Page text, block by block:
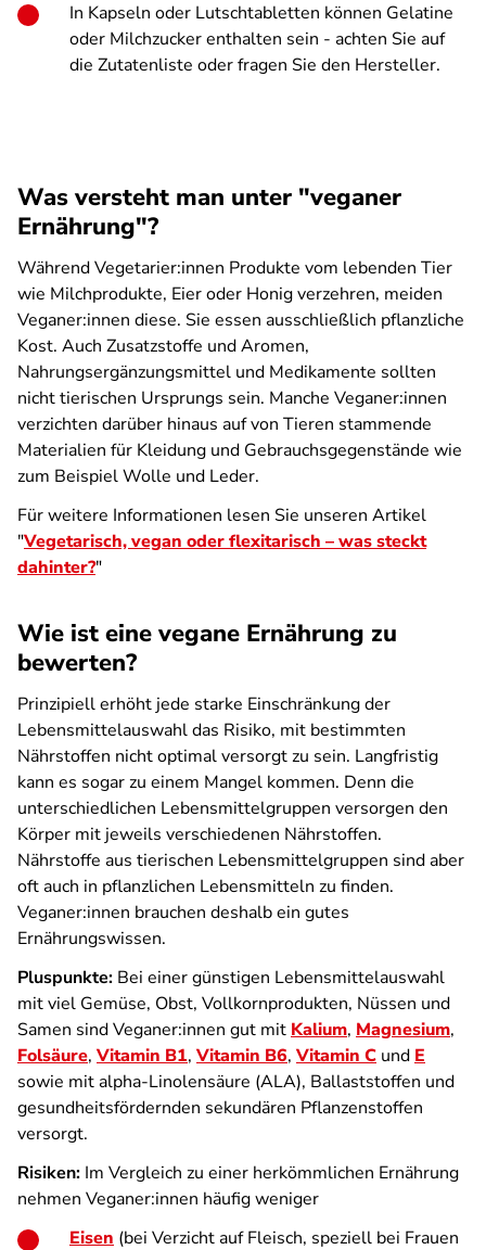
In Kapseln oder Lutschtabletten können Gelatine
oder Milchzucker enthalten sein - achten Sie auf
die Zutatenliste oder fragen Sie den Hersteller.
Was versteht man unter "veganer
Ernährung"?
Während Vegetarier:innen Produkte vom lebenden Tier
wie Milchprodukte, Eier oder Honig verzehren, meiden
Veganer:innen diese. Sie essen ausschließlich pflanzliche
Kost. Auch Zusatzstoffe und Aromen,
Nahrungsergänzungsmittel und Medikamente sollten
nicht tierischen Ursprungs sein. Manche Veganer:innen
verzichten darüber hinaus auf von Tieren stammende
Materialien für Kleidung und Gebrauchsgegenstände wie
zum Beispiel Wolle und Leder.
Für weitere Informationen lesen Sie unseren Artikel
"Vegetarisch, vegan oder flexitarisch – was steckt
dahinter?"
Wie ist eine vegane Ernährung zu
bewerten?
Prinzipiell erhöht jede starke Einschränkung der
Lebensmittelauswahl das Risiko, mit bestimmten
Nährstoffen nicht optimal versorgt zu sein. Langfristig
kann es sogar zu einem Mangel kommen. Denn die
unterschiedlichen Lebensmittelgruppen versorgen den
Körper mit jeweils verschiedenen Nährstoffen.
Nährstoffe aus tierischen Lebensmittelgruppen sind aber
oft auch in pflanzlichen Lebensmitteln zu finden.
Veganer:innen brauchen deshalb ein gutes
Ernährungswissen.
Pluspunkte: Bei einer günstigen Lebensmittelauswahl
mit viel Gemüse, Obst, Vollkornprodukten, Nüssen und
Samen sind Veganer:innen gut mit Kalium, Magnesium,
Folsäure, Vitamin B1, Vitamin B6, Vitamin C und E
sowie mit alpha-Linolensäure (ALA), Ballaststoffen und
gesundheitsfördernden sekundären Pflanzenstoffen
versorgt.
Risiken: Im Vergleich zu einer herkömmlichen Ernährung
nehmen Veganer:innen häufig weniger
Eisen (bei Verzicht auf Fleisch, speziell bei Frauen